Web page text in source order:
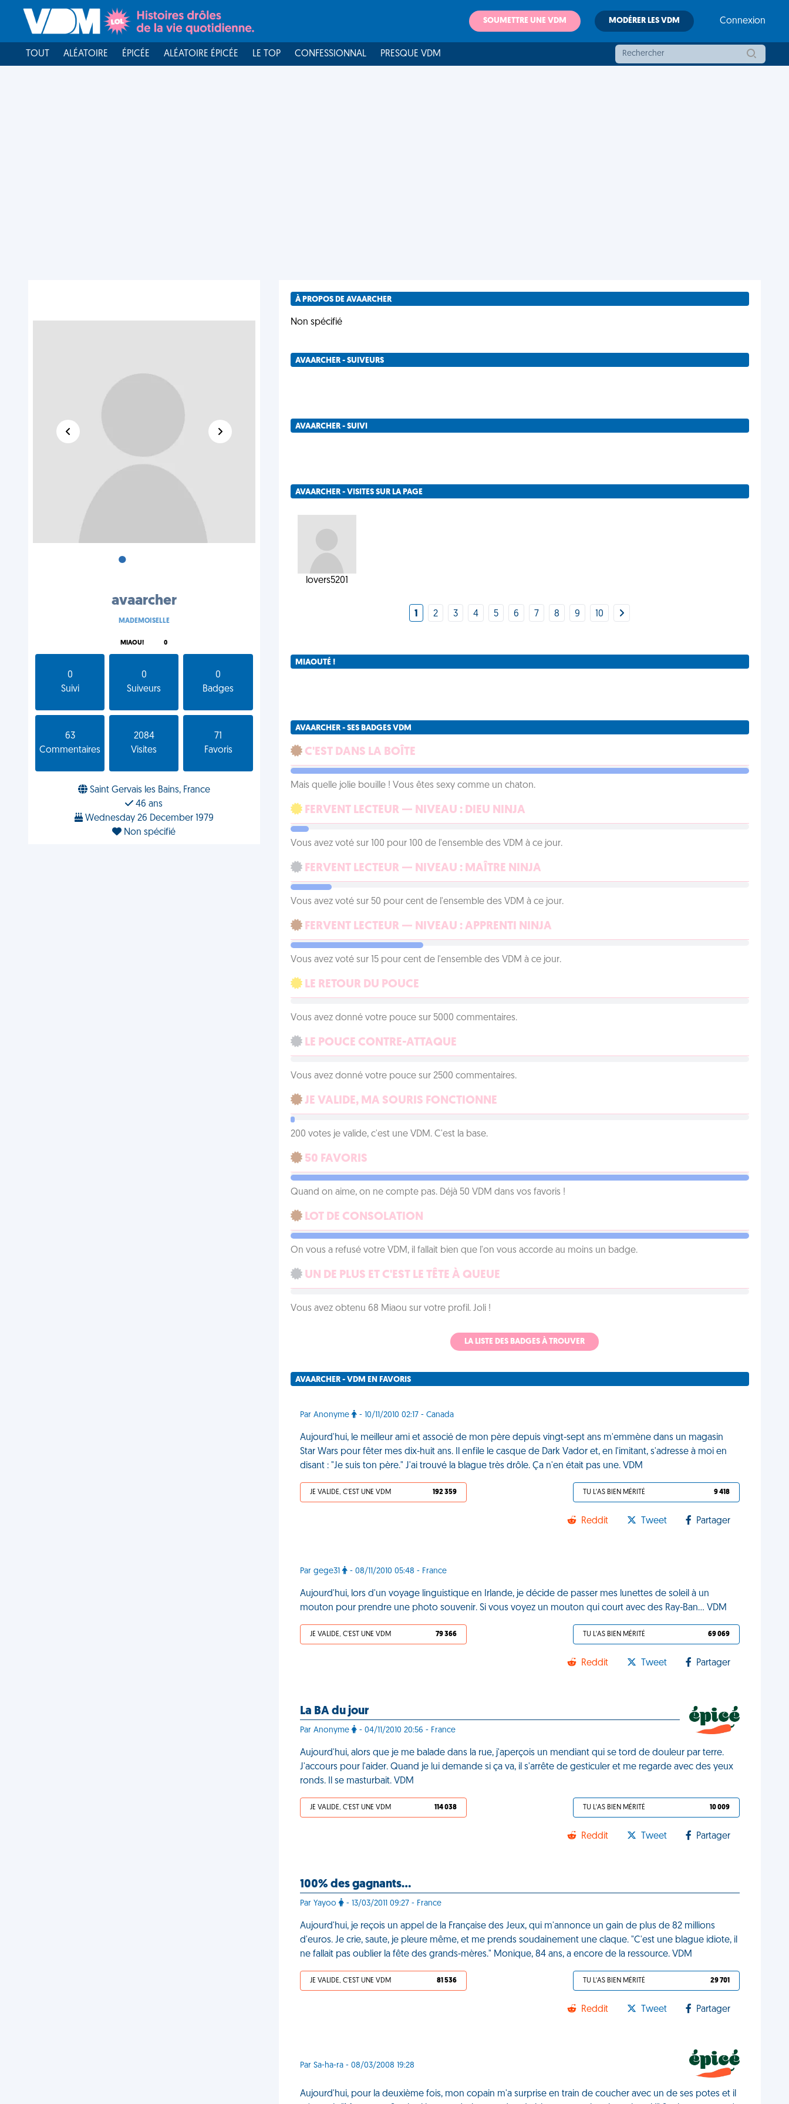
SOUMETTRE UNE VDM MODÉRER LES VDM Connexion
TOUT ALÉATOIRE ÉPICÉE ALÉATOIRE ÉPICÉE LE TOP CONFESSIONNAL PRESQUE VDM
•
avaarcher
MADEMOISELLE
MIAOU! 0
0
Suivi
0
Suiveurs
0
Badges
63
Commentaires
2084
Visites
71
Favoris
Saint Gervais les Bains, France
46 ans
Wednesday 26 December 1979
Non spécifié
À PROPOS DE AVAARCHER
Non spécifié
AVAARCHER - SUIVEURS
AVAARCHER - SUIVI
AVAARCHER - VISITES SUR LA PAGE
lovers5201
1 2 3 4 5 6 7 8 9 10
MIAOUTÉ !
AVAARCHER - SES BADGES VDM
C'EST DANS LA BOÎTE
Mais quelle jolie bouille ! Vous êtes sexy comme un chaton.
FERVENT LECTEUR — NIVEAU : DIEU NINJA
Vous avez voté sur 100 pour 100 de l'ensemble des VDM à ce jour.
FERVENT LECTEUR — NIVEAU : MAÎTRE NINJA
Vous avez voté sur 50 pour cent de l'ensemble des VDM à ce jour.
FERVENT LECTEUR — NIVEAU : APPRENTI NINJA
Vous avez voté sur 15 pour cent de l'ensemble des VDM à ce jour.
LE RETOUR DU POUCE
Vous avez donné votre pouce sur 5000 commentaires.
LE POUCE CONTRE-ATTAQUE
Vous avez donné votre pouce sur 2500 commentaires.
JE VALIDE, MA SOURIS FONCTIONNE
200 votes je valide, c'est une VDM. C'est la base.
50 FAVORIS
Quand on aime, on ne compte pas. Déjà 50 VDM dans vos favoris !
LOT DE CONSOLATION
On vous a refusé votre VDM, il fallait bien que l'on vous accorde au moins un badge.
UN DE PLUS ET C'EST LE TÊTE À QUEUE
Vous avez obtenu 68 Miaou sur votre profil. Joli !
LA LISTE DES BADGES À TROUVER
AVAARCHER - VDM EN FAVORIS
Par Anonyme - 10/11/2010 02:17 - Canada
Aujourd'hui, le meilleur ami et associé de mon père depuis vingt-sept ans m'emmène dans un magasin
Star Wars pour fêter mes dix-huit ans. Il enfile le casque de Dark Vador et, en l'imitant, s'adresse à moi en
disant : "Je suis ton père." J'ai trouvé la blague très drôle. Ça n'en était pas une. VDM
JE VALIDE, C'EST UNE VDM 192 359 TU L'AS BIEN MÉRITÉ 9 418
Reddit Tweet Partager
Par gege31 - 08/11/2010 05:48 - France
Aujourd'hui, lors d'un voyage linguistique en Irlande, je décide de passer mes lunettes de soleil à un
mouton pour prendre une photo souvenir. Si vous voyez un mouton qui court avec des Ray-Ban... VDM
JE VALIDE, C'EST UNE VDM 79 366 TU L'AS BIEN MÉRITÉ 69 069
Reddit Tweet Partager
La BA du jour
Par Anonyme - 04/11/2010 20:56 - France
Aujourd'hui, alors que je me balade dans la rue, j'aperçois un mendiant qui se tord de douleur par terre.
J'accours pour l'aider. Quand je lui demande si ça va, il s'arrête de gesticuler et me regarde avec des yeux
ronds. Il se masturbait. VDM
JE VALIDE, C'EST UNE VDM 114 038 TU L'AS BIEN MÉRITÉ 10 009
Reddit Tweet Partager
100% des gagnants…
Par Yayoo - 13/03/2011 09:27 - France
Aujourd'hui, je reçois un appel de la Française des Jeux, qui m'annonce un gain de plus de 82 millions
d'euros. Je crie, saute, je pleure même, et me prends soudainement une claque. "C'est une blague idiote, il
ne fallait pas oublier la fête des grands-mères." Monique, 84 ans, a encore de la ressource. VDM
JE VALIDE, C'EST UNE VDM 81 536 TU L'AS BIEN MÉRITÉ 29 701
Reddit Tweet Partager
Par Sa-ha-ra - 08/03/2008 19:28
Aujourd'hui, pour la deuxième fois, mon copain m'a surprise en train de coucher avec un de ses potes et il